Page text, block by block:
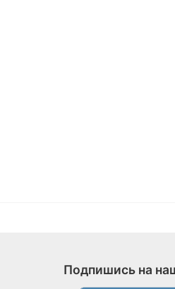
Подпишись на